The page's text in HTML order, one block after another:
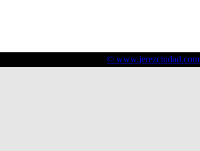
© www.jerezciudad.com